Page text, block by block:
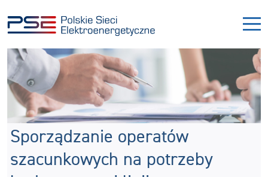
do
menu
do
treści
Sporządzanie operatów
szacunkowych na potrzeby